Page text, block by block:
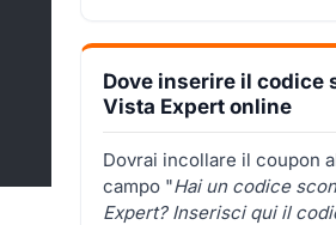
Dove inserire il codice
Vista Expert online
Dovrai incollare il coupon
campo "Hai un codice
Expert? Inserisci qui il